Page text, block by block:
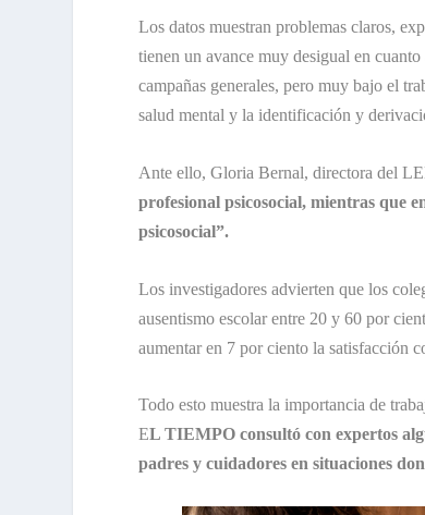
Los datos muestran problemas claros,
tienen un avance muy desigual en
campañas generales, pero muy bajo el
salud mental y la identificación y
Ante ello, Gloria Bernal, directora del
profesional psicosocial, mientras que
psicosocial”.
Los investigadores advierten que los
ausentismo escolar entre 20 y 60 por
aumentar en 7 por ciento la satisfacción
Todo esto muestra la importancia de
EL TIEMPO consultó con expertos
padres y cuidadores en situaciones